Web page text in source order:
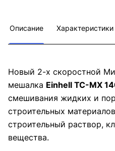
Описание Характеристики
Новый 2-х скоростной
мешалка Einhell TC-MX
смешивания жидких и
строительных
строительный раствор,
вещества.